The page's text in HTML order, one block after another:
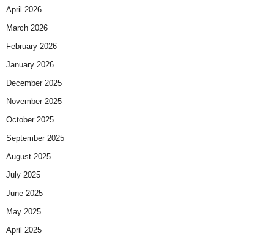
April 2026
March 2026
February 2026
January 2026
December 2025
November 2025
October 2025
September 2025
August 2025
July 2025
June 2025
May 2025
April 2025